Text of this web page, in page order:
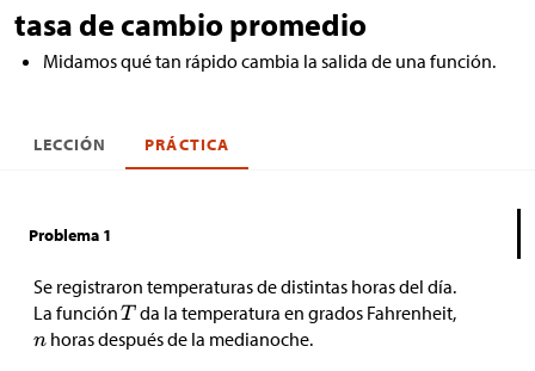
tasa de cambio promedio
Midamos qué tan rápido cambia la salida de una función.
LECCIÓN PRÁCTICA
Problema 1
Se registraron temperaturas de distintas horas del día.
La función
da la temperatura en grados Fahrenheit,
horas después de la medianoche.